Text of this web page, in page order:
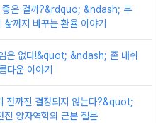
좋은 걸까?&rdquo; &ndash; 무
까지 바꾸는 환율 이야기
은 없다!&quot; &ndash; 존 내쉬
다운 이야기
전까진 결정되지 않는다?&quot;
양자역학의 근본 질문